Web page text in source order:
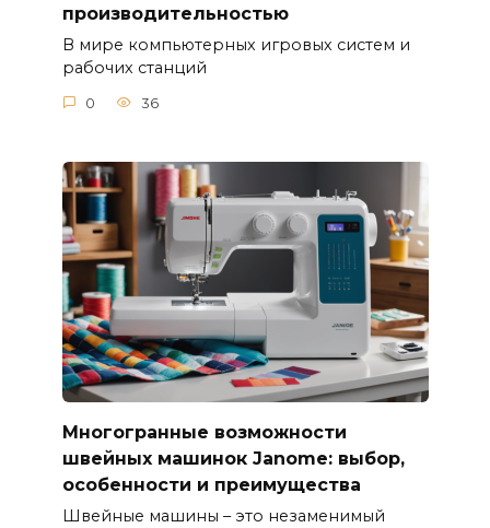
производительностью
В мире компьютерных игровых систем и
рабочих станций
0 36
Многогранные возможности
швейных машинок Janome: выбор,
особенности и преимущества
Швейные машины – это незаменимый